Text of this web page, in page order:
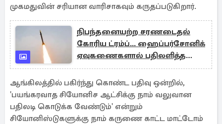
முகமதுவின் சரியான வாரிசாகவும் கருதப்படுகிறார்.
நிபந்தனையற்ற சரணடைதல்
கோரிய ட்ரம்ப்... ஹைப்பர்சோனிக்
ஏவுகணைகளால் பதிலளித்த
ஈரான்
ஆங்கிலத்தில் பகிர்ந்து கொண்ட பதிவு ஒன்றில்,
'பயங்கரவாத சியோனிச ஆட்சிக்கு நாம் வலுவான
பதிலடி கொடுக்க வேண்டும்' என்றும்
சியோனிஸ்டுகளுக்கு நாம் கருணை காட்ட மாட்டோம்